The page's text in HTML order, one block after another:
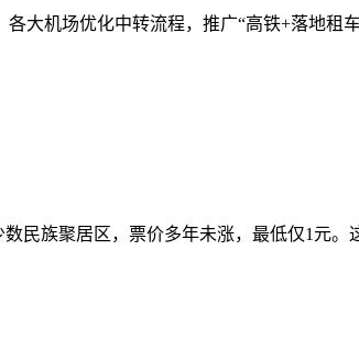
各大机场优化中转流程，推广“高铁+落地
民族聚居区，票价多年未涨，最低仅1元